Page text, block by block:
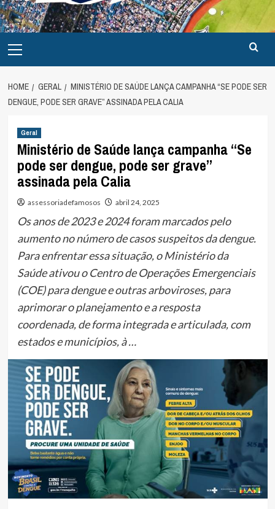
Menu
HOME GERAL
MINISTÉRIO DE SAÚDE LANÇA CAMPANHA “SE PODE SER
DENGUE, PODE SER GRAVE” ASSINADA PELA CALIA
Geral
Ministério de Saúde lança campanha “Se
pode ser dengue, pode ser grave”
assinada pela Calia
assessoriadefamosos abril 24, 2025
Os anos de 2023 e 2024 foram marcados pelo
aumento no número de casos suspeitos da dengue.
Para enfrentar essa situação, o Ministério da
Saúde ativou o Centro de Operações Emergenciais
(COE) para dengue e outras arboviroses, para
aprimorar o planejamento e a resposta
coordenada, de forma integrada e articulada, com
estados e municípios, à …